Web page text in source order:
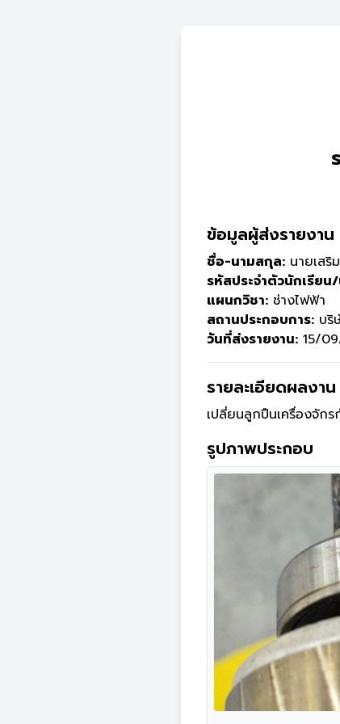
ข้อมูลผู้ส่งรายงาน
ชื่อ-นามสกุล: นายเส
รหัสประจำตัวนักเรีย
แผนกวิชา: ช่างไฟฟ้า
สถานประกอบการ: บริ
วันที่ส่งรายงาน: 15/
รายละเอียดผลงาน
เปลี่ยนลูกปืนเครื่องจัก
รูปภาพประกอบ